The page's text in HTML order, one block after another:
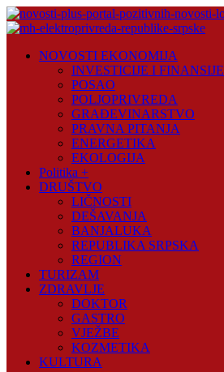
Skip
to
Plus
NOVOSTI EKONOMIJA
INVESTICIJE I FINANSIJE
POSAO
POLJOPRIVREDA
GRAĐEVINARSTVO
PRAVNA PITANJA
ENERGETIKA
EKOLOGIJA
Politika +
DRUŠTVO
LIČNOSTI
DEŠAVANJA
BANJALUKA
REPUBLIKA SRPSKA
REGION
TURIZAM
ZDRAVLJE
DOKTOR
GASTRO
VJEŽBE
KOZMETIKA
KULTURA